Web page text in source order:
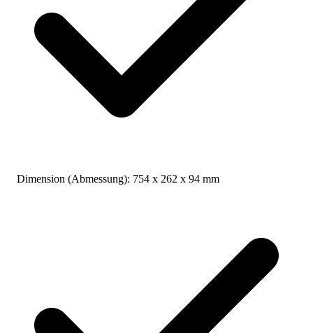
Dimension (Abmessung): 754 x 262 x 94 mm